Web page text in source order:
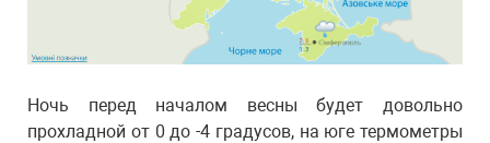
Ночь перед началом весны будет довольно
прохладной от 0 до -4 градусов, на юге термометры